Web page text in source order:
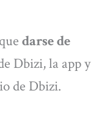
darse de
Dbizi, la app y
de Dbizi.